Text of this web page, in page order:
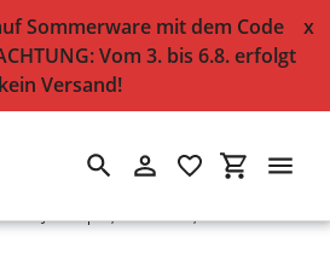
Sommerware mit dem Code
Vom 3. bis 6.8. erfolgt
kein Versand!
x
SuchenEinloggen
in Jeansoptik, Baumwolle, blue denim